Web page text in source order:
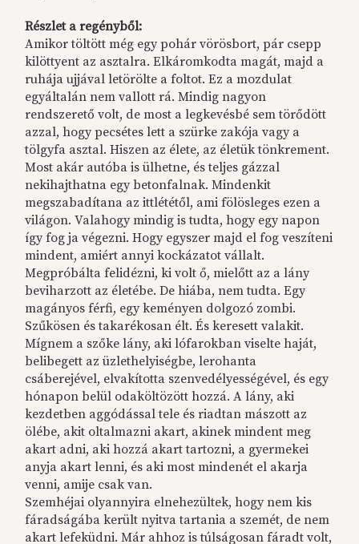
Részlet a regényből:
Amikor töltött még egy pohár vörösbort, pár csepp
kilöttyent az asztalra. Elkáromkodta magát, majd a
ruhája ujjával letörölte a foltot. Ez a mozdulat
egyáltalán nem vallott rá. Mindig nagyon
rendszerető volt, de most a legkevésbé sem törődött
azzal, hogy pecsétes lett a szürke zakója vagy a
tölgyfa asztal. Hiszen az élete, az életük tönkrement.
Most akár autóba is ülhetne, és teljes gázzal
nekihajthatna egy betonfalnak. Mindenkit
megszabadítana az ittlététől, ami fölösleges ezen a
világon. Valahogy mindig is tudta, hogy egy napon
így fog ja végezni. Hogy egyszer majd el fog veszíteni
mindent, amiért annyi kockázatot vállalt.
Megpróbálta felidézni, ki volt ő, mielőtt az a lány
beviharzott az életébe. De hiába, nem tudta. Egy
magányos férfi, egy keményen dolgozó zombi.
Szűkösen és takarékosan élt. És keresett valakit.
Mígnem a szőke lány, aki lófarokban viselte haját,
belibegett az üzlethelyiségbe, lerohanta
csáberejével, elvakította szenvedélyességével, és egy
hónapon belül odaköltözött hozzá. A lány, aki
kezdetben aggódással tele és riadtan mászott az
ölébe, akit oltalmazni akart, akinek mindent meg
akart adni, aki hozzá akart tartozni, a gyermekei
anyja akart lenni, és aki most mindenét el akarja
venni, amije csak van.
Szemhéjai olyannyira elnehezültek, hogy nem kis
fáradságába került nyitva tartania a szemét, de nem
akart lefeküdni. Már ahhoz is túlságosan fáradt volt,